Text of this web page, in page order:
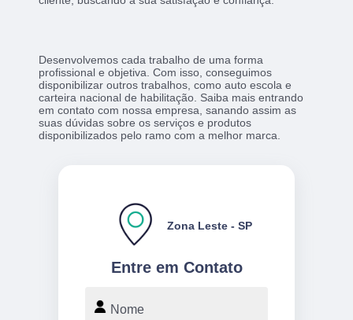
Desenvolvemos cada trabalho de uma forma
profissional e objetiva. Com isso, conseguimos
disponibilizar outros trabalhos, como auto escola e
carteira nacional de habilitação. Saiba mais entrando
em contato com nossa empresa, sanando assim as
suas dúvidas sobre os serviços e produtos
disponibilizados pelo ramo com a melhor marca.
Entre em Contato
Zona Leste - SP